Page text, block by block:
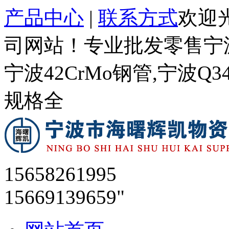
产品中心 | 联系方式欢迎
司网站！专业批发零售
宁波42CrMo钢管,宁波
规格全
15658261995
15669139659